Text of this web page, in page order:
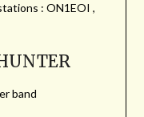
: ON1EOI ,
band